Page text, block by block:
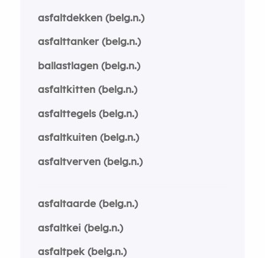
asfaltdekken (belg.n.)
asfalttanker (belg.n.)
ballastlagen (belg.n.)
asfaltkitten (belg.n.)
asfalttegels (belg.n.)
asfaltkuiten (belg.n.)
asfaltverven (belg.n.)
asfaltaarde (belg.n.)
asfaltkei (belg.n.)
asfaltpek (belg.n.)